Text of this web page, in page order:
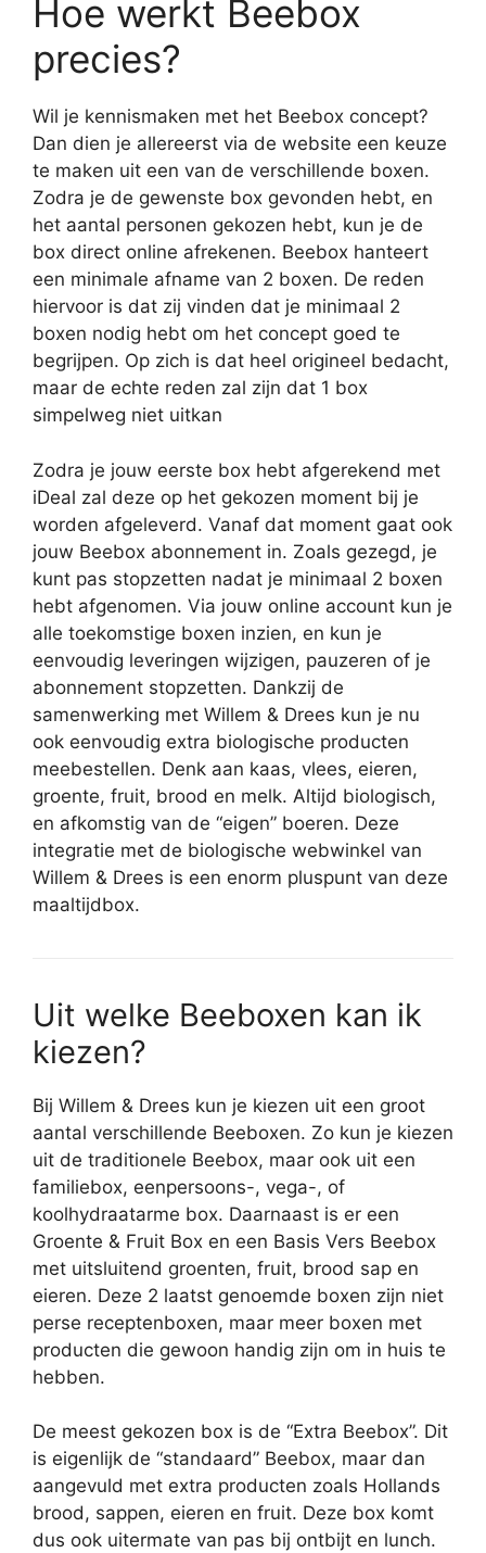
Hoe werkt Beebox
precies?
Wil je kennismaken met het Beebox concept?
Dan dien je allereerst via de website een keuze
te maken uit een van de verschillende boxen.
Zodra je de gewenste box gevonden hebt, en
het aantal personen gekozen hebt, kun je de
box direct online afrekenen. Beebox hanteert
een minimale afname van 2 boxen. De reden
hiervoor is dat zij vinden dat je minimaal 2
boxen nodig hebt om het concept goed te
begrijpen. Op zich is dat heel origineel bedacht,
maar de echte reden zal zijn dat 1 box
simpelweg niet uitkan
Zodra je jouw eerste box hebt afgerekend met
iDeal zal deze op het gekozen moment bij je
worden afgeleverd. Vanaf dat moment gaat ook
jouw Beebox abonnement in. Zoals gezegd, je
kunt pas stopzetten nadat je minimaal 2 boxen
hebt afgenomen. Via jouw online account kun je
alle toekomstige boxen inzien, en kun je
eenvoudig leveringen wijzigen, pauzeren of je
abonnement stopzetten. Dankzij de
samenwerking met Willem & Drees kun je nu
ook eenvoudig extra biologische producten
meebestellen. Denk aan kaas, vlees, eieren,
groente, fruit, brood en melk. Altijd biologisch,
en afkomstig van de “eigen” boeren. Deze
integratie met de biologische webwinkel van
Willem & Drees is een enorm pluspunt van deze
maaltijdbox.
Uit welke Beeboxen kan ik
kiezen?
Bij Willem & Drees kun je kiezen uit een groot
aantal verschillende Beeboxen. Zo kun je kiezen
uit de traditionele Beebox, maar ook uit een
familiebox, eenpersoons-, vega-, of
koolhydraatarme box. Daarnaast is er een
Groente & Fruit Box en een Basis Vers Beebox
met uitsluitend groenten, fruit, brood sap en
eieren. Deze 2 laatst genoemde boxen zijn niet
perse receptenboxen, maar meer boxen met
producten die gewoon handig zijn om in huis te
hebben.
De meest gekozen box is de “Extra Beebox”. Dit
is eigenlijk de “standaard” Beebox, maar dan
aangevuld met extra producten zoals Hollands
brood, sappen, eieren en fruit. Deze box komt
dus ook uitermate van pas bij ontbijt en lunch.